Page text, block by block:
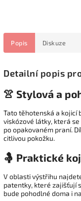
Popis Diskuze
Detailní popis
👚 Stylová a
Tato těhotenská a kojicí
viskózové látky, která
po opakovaném praní.
citlivou pokožku.
🤱 Praktické
V oblasti výstřihu
patentky, které zajišťují
bude pohodlné doma i